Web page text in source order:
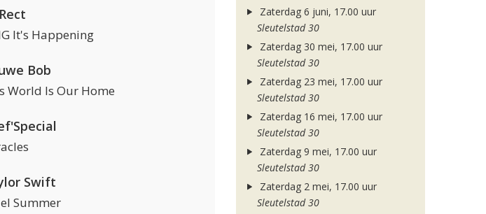
It's Happening
Bob
World Is Our Home
Swift
Summer
Zaterdag 6 juni, 17.00 uur
Sleutelstad 30
Zaterdag 30 mei, 17.00 uur
Sleutelstad 30
Zaterdag 23 mei, 17.00 uur
Sleutelstad 30
Zaterdag 16 mei, 17.00 uur
Sleutelstad 30
Zaterdag 9 mei, 17.00 uur
Sleutelstad 30
Zaterdag 2 mei, 17.00 uur
Sleutelstad 30